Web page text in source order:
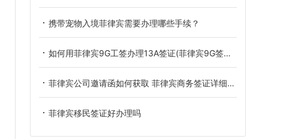
携带宠物入境菲律宾需要办理哪些手续？
如何用菲律宾9G工签办理13A签证(菲律宾9G签证办理13A签证)
菲律宾公司邀请函如何获取 菲律宾商务签证详细介绍
菲律宾移民签证好办理吗